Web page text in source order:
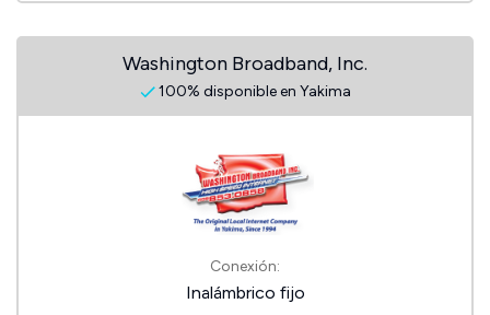
Washington Broadband, Inc.
100% disponible en Yakima
Conexión:
Inalámbrico fijo